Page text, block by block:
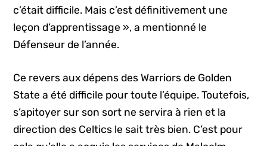
c’était difficile. Mais c’est définitivement une
leçon d’apprentissage », a mentionné le
Défenseur de l’année.
Ce revers aux dépens des Warriors de Golden
State a été difficile pour toute l’équipe. Toutefois,
s’apitoyer sur son sort ne servira à rien et la
direction des Celtics le sait très bien. C’est pour